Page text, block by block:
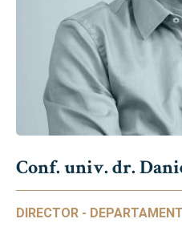
Conf. univ. dr.
DIRECTOR -